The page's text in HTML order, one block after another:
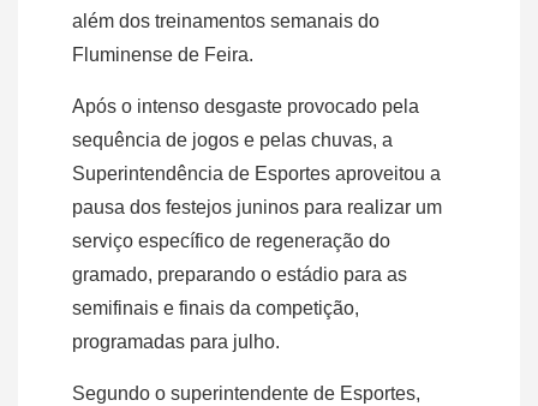
além dos treinamentos semanais do
Fluminense de Feira.
Após o intenso desgaste provocado pela
sequência de jogos e pelas chuvas, a
Superintendência de Esportes aproveitou a
pausa dos festejos juninos para realizar um
serviço específico de regeneração do
gramado, preparando o estádio para as
semifinais e finais da competição,
programadas para julho.
Segundo o superintendente de Esportes,